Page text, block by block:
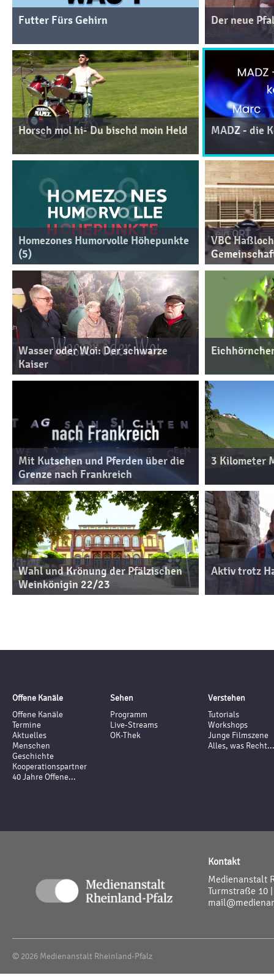
Futter Fürs Gehirn Der neue
Horsch mol hi- Du bischd moin Held MADZ - die
Homezones Humorvolle Höhepunkte
(5)
VBC
Wasser oder Woi: Der schwarze
Kaiser
Mit Kutschen und Pferden über die
Grenze nach Frankreich
3 Kilometer
Wahl und Krönung der Pfälzischen
Weinkönigin 22/23
Aktiv trotz
Offene Kanäle
Offene Kanäle
Termine
Aktuelles
Menschen
Geschichte
Kooperationspartner
40 Jahre Offene...
Sehen
Programm
Live-Streams
OK-Thek
Verstehen
Tutorials
Workshops
Junge Filmszene
Alles, was Recht...
Kontakt
Medienanstalt
Turmstraße 10
© 2026 Medienanstalt Rheinland-Pfalz